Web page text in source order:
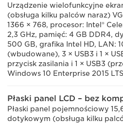
Urządzenie wielofunkcyjne
(obsługa kilku palców naraz)
1366 × 768, procesor: Intel®
2,3 GHz, pamięć: 4 GB DDR4,
500 GB, grafika Intel HD, LAN:
(wbudowane), 3 × USB3 i 1 ×
przycisk zasilania i 1 × USB3
Windows 10 Enterprise 2015
Płaski panel LCD – bez
Płaski panel pojemnościowy
dotykowym (obsługa kilku